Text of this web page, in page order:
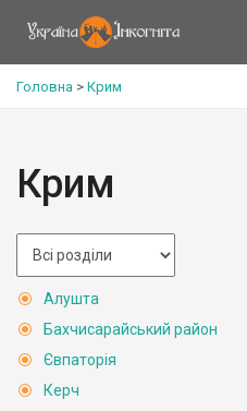
Головна > Крим
Крим
Алушта
Бахчисарайський район
Євпаторія
Керч